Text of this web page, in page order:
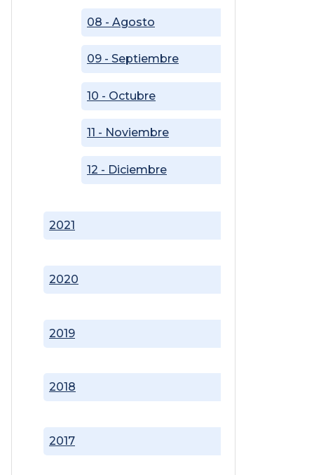
2017
2018
2019
2020
2021
08 - Agosto
09 - Septiembre
10 - Octubre
11 - Noviembre
12 - Diciembre